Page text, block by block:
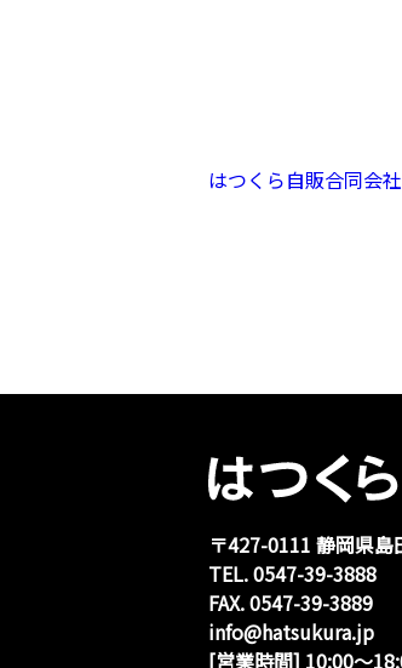
はつくら自販合同会
〒427-0111 静岡県島
TEL. 0547-39-3888
FAX. 0547-39-3889
info@hatsukura.jp
[営業時間] 10:00〜